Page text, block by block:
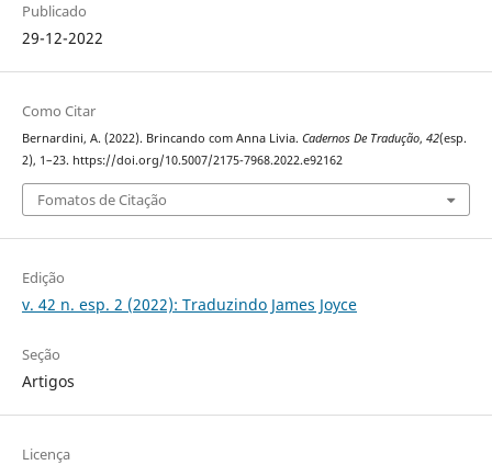
Publicado
29-12-2022
Como Citar
Bernardini, A. (2022). Brincando com Anna Livia. Cadernos De Tradução, 42(esp.
2), 1–23. https://doi.org/10.5007/2175-7968.2022.e92162
Fomatos de Citação
Edição
v. 42 n. esp. 2 (2022): Traduzindo James Joyce
Seção
Artigos
Licença